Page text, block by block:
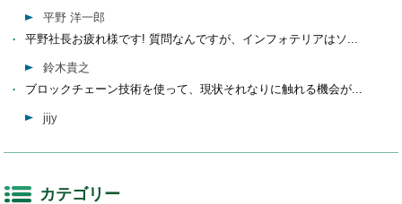
平野 洋一郎
平野社長お疲れ様です! 質問なんですが、インフォテリアはソ...
鈴木貴之
ブロックチェーン技術を使って、現状それなりに触れる機会が...
jijy
カテゴリー